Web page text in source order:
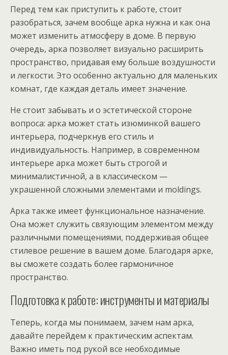
Перед тем как приступить к работе, стоит
разобраться, зачем вообще арка нужна и как она
может изменить атмосферу в доме. В первую
очередь, арка позволяет визуально расширить
пространство, придавая ему больше воздушности
и легкости. Это особенно актуально для маленьких
комнат, где каждая деталь имеет значение.
Не стоит забывать и о эстетической стороне
вопроса: арка может стать изюминкой вашего
интерьера, подчеркнув его стиль и
индивидуальность. Например, в современном
интерьере арка может быть строгой и
минималистичной, а в классическом —
украшенной сложными элементами и moldings.
Арка также имеет функциональное назначение.
Она может служить связующим элементом между
различными помещениями, поддерживая общее
стилевое решение в вашем доме. Благодаря арке,
вы сможете создать более гармоничное
пространство.
Подготовка к работе: инструменты и материалы
Теперь, когда мы понимаем, зачем нам арка,
давайте перейдем к практическим аспектам.
Важно иметь под рукой все необходимые